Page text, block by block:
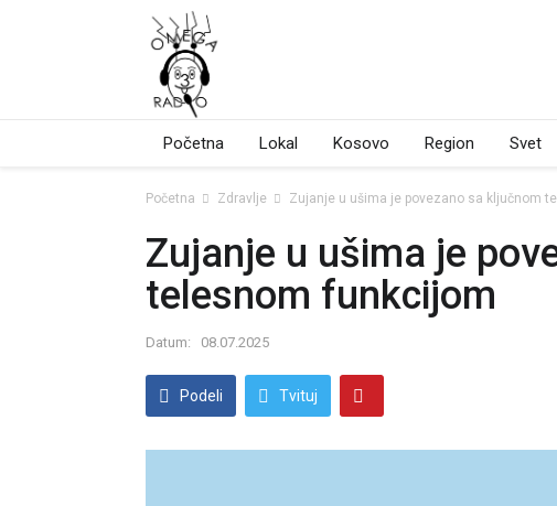
Početna Lokal Kosovo Region Svet
Početna Zdravlje Zujanje u ušima je povezano sa ključnom
Zujanje u ušima je
telesnom funkcijom
Datum: 08.07.2025
Podeli Tvituj